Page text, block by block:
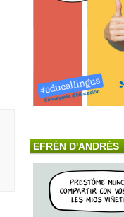
EFRÉN D'ANDRÉS